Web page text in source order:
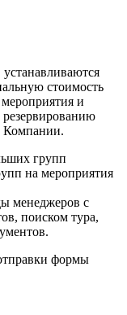
стоимость
и
Компании.
групп
на мероприятия
менеджеров с
поиском тура,
формы